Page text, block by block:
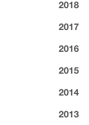
2018
2017
2016
2015
2014
2013